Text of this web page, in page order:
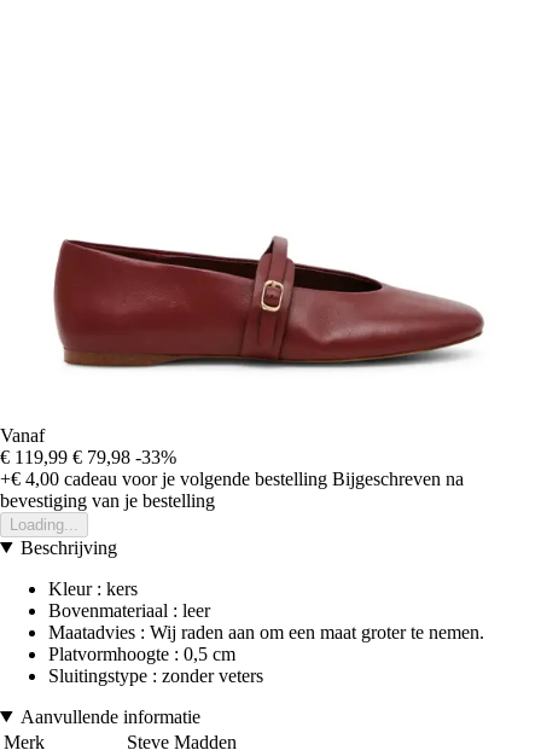
Vanaf
€ 119,99 € 79,98 -33%
+€ 4,00 cadeau voor je volgende bestelling Bijgeschreven na
bevestiging van je bestelling
Loading...
Beschrijving
Kleur : kers
Bovenmateriaal : leer
Maatadvies : Wij raden aan om een maat groter te nemen.
Platvormhoogte : 0,5 cm
Sluitingstype : zonder veters
Aanvullende informatie
Merk
Steve Madden